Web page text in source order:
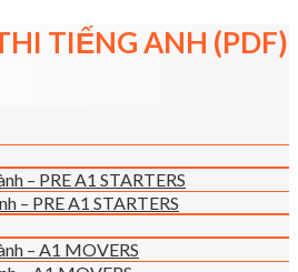
TIẾNG ANH (PDF)
– PRE A1 STARTERS
– PRE A1 STARTERS
– A1 MOVERS